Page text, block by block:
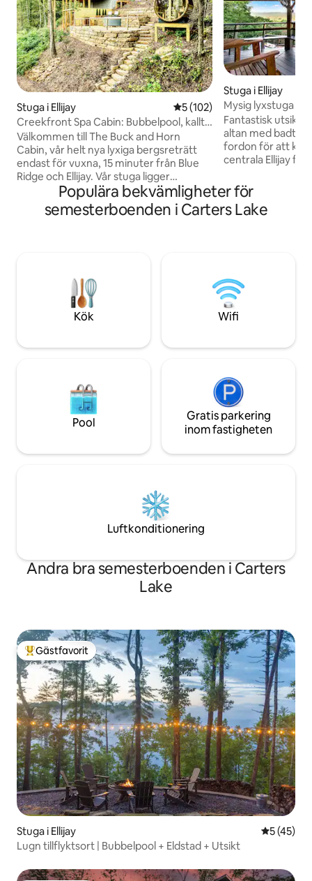
Stuga i Ellijay 5 av 5 i genomsnittligt
5 (102)
Creekfront Spa Cabin: Bubbelpool, kallt
dopp, bastu
Välkommen till The Buck and Horn
Cabin, vår helt nya lyxiga bergsreträtt
endast för vuxna, 15 minuter från Blue
Ridge och Ellijay. Vår stuga ligger
inbäddad vid en bäck med en privat stig
till en lugn sjö och är utformad för
välbefinnande, romantik och avkoppling.
king size-sängar * Spa-morgonrockar *
Yogamattor och meditationsdäck *
Tillgång till bäck och sjö * Öppen spis *
Stuga i Ellijay
Mysig lyxstuga
Fantastisk utsikt
altan med
fordon för att
centrala Ellijay
River som är
kajakpaddling
Vandringsleder
och
bekräfta
Populära bekvämligheter för
semesterboenden i Carters Lake
Kök Wifi
Pool
Gratis parkering
inom fastigheten
Luftkonditionering
Andra bra semesterboenden i Carters
Lake
Populär gästfavorit
Gästfavorit
Stuga i Ellijay 5 av 5 i
5 (45)
Lugn tillflyktsort | Bubbelpool + Eldstad + Utsikt